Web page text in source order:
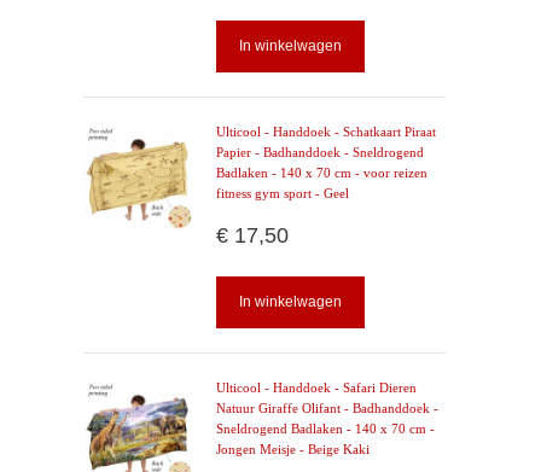
In winkelwagen
Ulticool - Handdoek - Schatkaart Piraat
Papier - Badhanddoek - Sneldrogend
Badlaken - 140 x 70 cm - voor reizen
fitness gym sport - Geel
€ 17,50
In winkelwagen
Ulticool - Handdoek - Safari Dieren
Natuur Giraffe Olifant - Badhanddoek -
Sneldrogend Badlaken - 140 x 70 cm -
Jongen Meisje - Beige Kaki